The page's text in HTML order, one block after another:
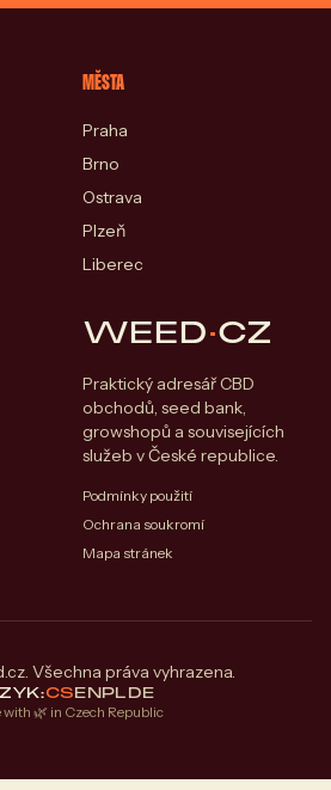
MĚSTA
Praha
Brno
Ostrava
Plzeň
Liberec
WEED·CZ
Praktický adresář CBD
obchodů, seed bank,
growshopů a souvisejících
služeb v České republice.
Podmínky použití
Ochrana soukromí
Mapa stránek
Všechna práva vyhrazena.
CSENPLDE
with 🌿 in Czech Republic